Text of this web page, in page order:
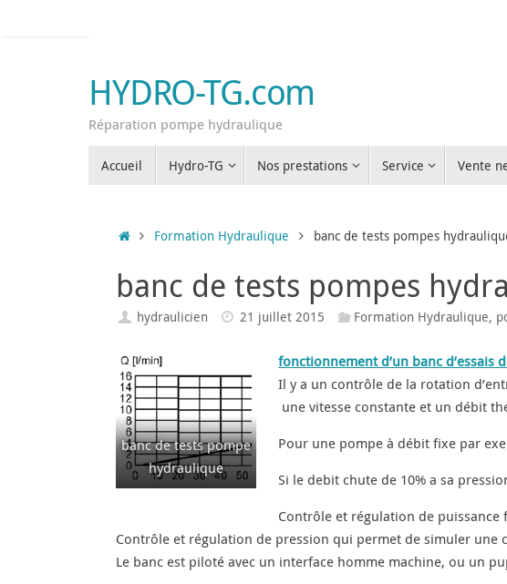
HYDRO-TG.com
Réparation pompe hydraulique
Accueil Hydro-TG Nos prestations Service Vente
AccueilFormation Hydraulique banc de tests pompes
banc de tests pompes
hydraulicien 21 juillet 2015 Formation Hydraulique,
banc de tests pompe
hydraulique
fonctionnement d’un banc d’essais
Il y a un contrôle de la rotation
une vitesse constante et un débit
Pour une pompe à débit fixe par
Si le debit chute de 10% a sa
Contrôle et régulation de puissance
Contrôle et régulation de pression qui permet de simuler une
Le banc est piloté avec un interface homme machine, ou un